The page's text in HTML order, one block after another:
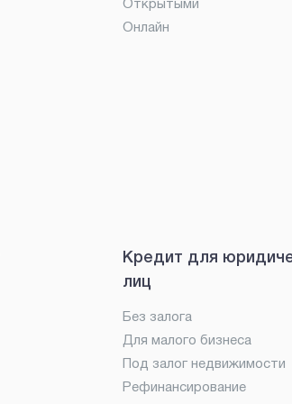
Открытыми
Онлайн
Кредит для
лиц
Без залога
Для малого бизнеса
Под залог недвижимости
Рефинансирование